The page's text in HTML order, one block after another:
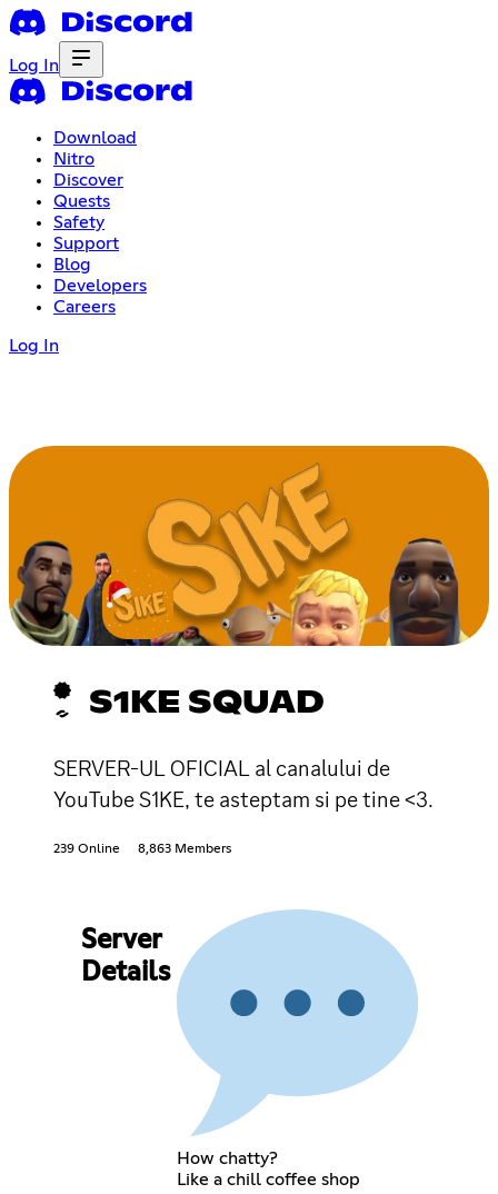
Log In
Download
Nitro
Discover
Quests
Safety
Support
Blog
Developers
Careers
Log In
S1KE SQUAD
SERVER-UL OFICIAL al canalului de
YouTube S1KE, te asteptam si pe tine <3.
239 Online 8,863 Members
Server
Details
How chatty?
Like a chill coffee shop